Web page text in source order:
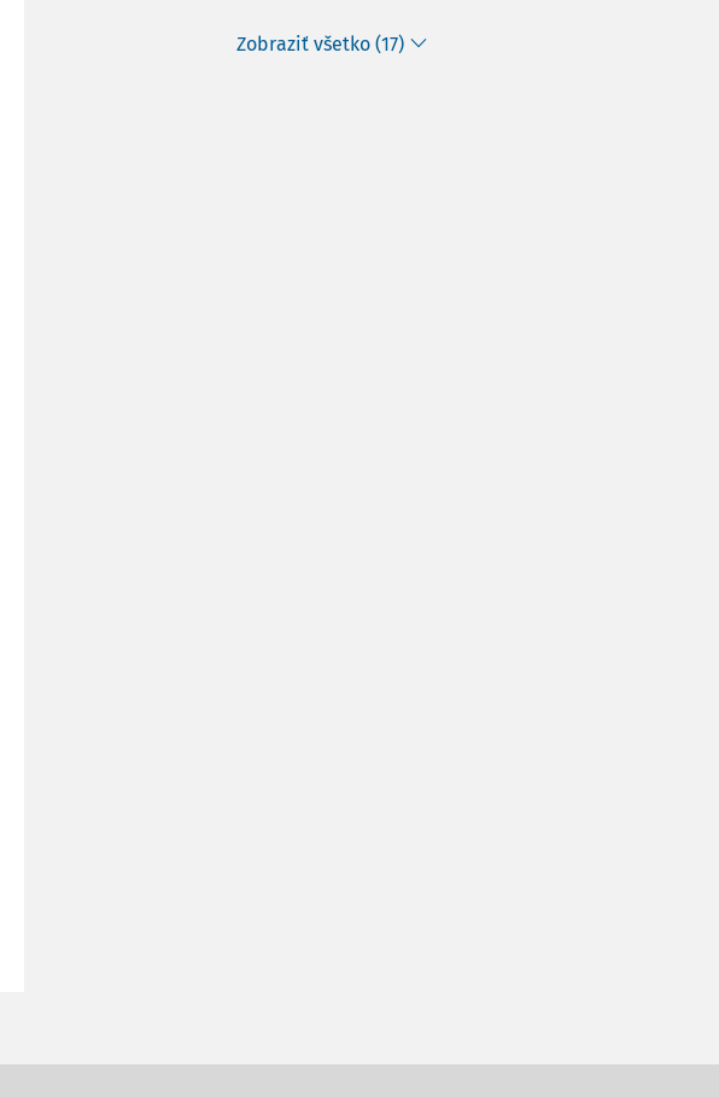
Zobraziť všetko (17)